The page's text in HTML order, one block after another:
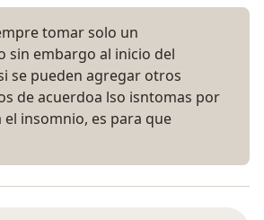
tomar solo un
sin embargo al inicio del
se pueden agregar otros
de acuerdoa lso isntomas por
insomnio, es para que